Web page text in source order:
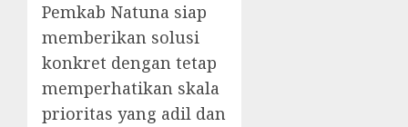
Pemkab Natuna siap
memberikan solusi
konkret dengan tetap
memperhatikan skala
prioritas yang adil dan